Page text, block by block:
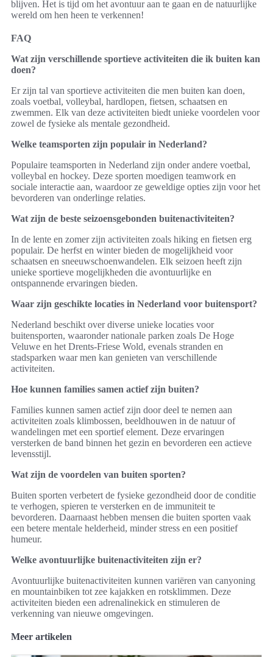
blijven. Het is tijd om het avontuur aan te gaan en de natuurlijke
wereld om hen heen te verkennen!
FAQ
Wat zijn verschillende sportieve activiteiten die ik buiten kan
doen?
Er zijn tal van sportieve activiteiten die men buiten kan doen,
zoals voetbal, volleybal, hardlopen, fietsen, schaatsen en
zwemmen. Elk van deze activiteiten biedt unieke voordelen voor
zowel de fysieke als mentale gezondheid.
Welke teamsporten zijn populair in Nederland?
Populaire teamsporten in Nederland zijn onder andere voetbal,
volleybal en hockey. Deze sporten moedigen teamwork en
sociale interactie aan, waardoor ze geweldige opties zijn voor het
bevorderen van onderlinge relaties.
Wat zijn de beste seizoensgebonden buitenactiviteiten?
In de lente en zomer zijn activiteiten zoals hiking en fietsen erg
populair. De herfst en winter bieden de mogelijkheid voor
schaatsen en sneeuwschoenwandelen. Elk seizoen heeft zijn
unieke sportieve mogelijkheden die avontuurlijke en
ontspannende ervaringen bieden.
Waar zijn geschikte locaties in Nederland voor buitensport?
Nederland beschikt over diverse unieke locaties voor
buitensporten, waaronder nationale parken zoals De Hoge
Veluwe en het Drents-Friese Wold, evenals stranden en
stadsparken waar men kan genieten van verschillende
activiteiten.
Hoe kunnen families samen actief zijn buiten?
Families kunnen samen actief zijn door deel te nemen aan
activiteiten zoals klimbossen, beeldhouwen in de natuur of
wandelingen met een sportief element. Deze ervaringen
versterken de band binnen het gezin en bevorderen een actieve
levensstijl.
Wat zijn de voordelen van buiten sporten?
Buiten sporten verbetert de fysieke gezondheid door de conditie
te verhogen, spieren te versterken en de immuniteit te
bevorderen. Daarnaast hebben mensen die buiten sporten vaak
een betere mentale helderheid, minder stress en een positief
humeur.
Welke avontuurlijke buitenactiviteiten zijn er?
Avontuurlijke buitenactiviteiten kunnen variëren van canyoning
en mountainbiken tot zee kajakken en rotsklimmen. Deze
activiteiten bieden een adrenalinekick en stimuleren de
verkenning van nieuwe omgevingen.
Meer artikelen